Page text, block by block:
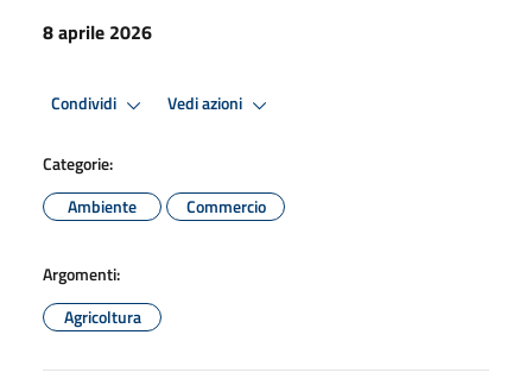
8 aprile 2026
Condividi Vedi azioni
Categorie:
Ambiente
Commercio
Argomenti:
Agricoltura